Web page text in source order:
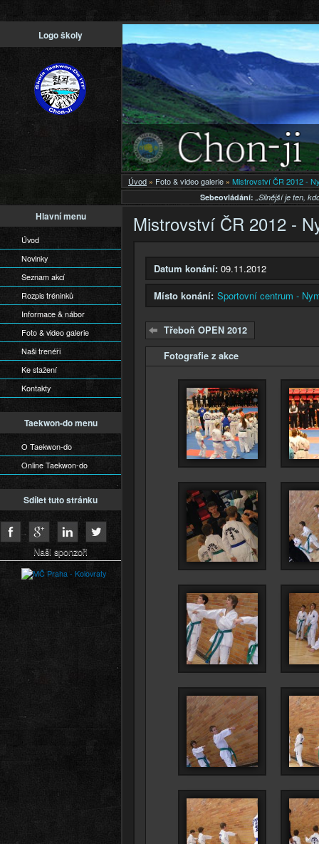
Logo školy
Úvod » Foto & video galerie » Mistrovství ČR 2012 -
Sebeovládání: „Silnější je ten,
Hlavní menu
Úvod
Novinky
Seznam akcí
Rozpis tréninků
Informace & nábor
Foto & video galerie
Naši trenéři
Ke stažení
Kontakty
Taekwon-do menu
O Taekwon-do
Online Taekwon-do
Sdílet tuto stránku
Naši sponzoři
Mistrovství ČR 2012 -
Datum konání: 09.11.2012
Místo konání: Sportovní centrum -
Třeboň OPEN 2012
Skrýt
Fotografie z akce